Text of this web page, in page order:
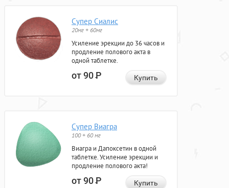
Супер Сиалис
20мг + 60мг
Усиление эрекции до 36 часов и
продление полового акта в
одной таблетке.
от 90Р Купить
Супер Виагра
100 + 60 мг
Виагра и Дапоксетин в одной
таблетке. Усиление эрекции и
продление полового акта!
от 90Р Купить